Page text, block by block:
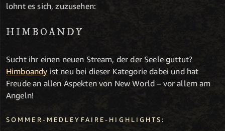
lohnt es sich, zuzusehen:
HIMBOANDY
Sucht ihr einen neuen Stream, der der Seele guttut?
Himboandy ist neu bei dieser Kategorie dabei und hat
Freude an allen Aspekten von New World – vor allem am
Angeln!
SOMMER-MEDLEYFAIRE-HIGHLIGHTS: